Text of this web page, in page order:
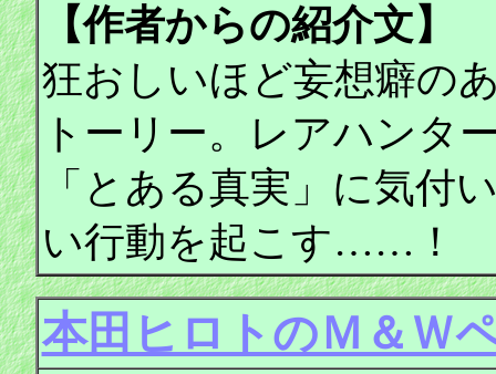
【作者からの紹介文】
狂おしいほど妄想癖の
トーリー。レアハンタ
「とある真実」に気付
い行動を起こす……！
本田ヒロトのＭ＆Ｗ